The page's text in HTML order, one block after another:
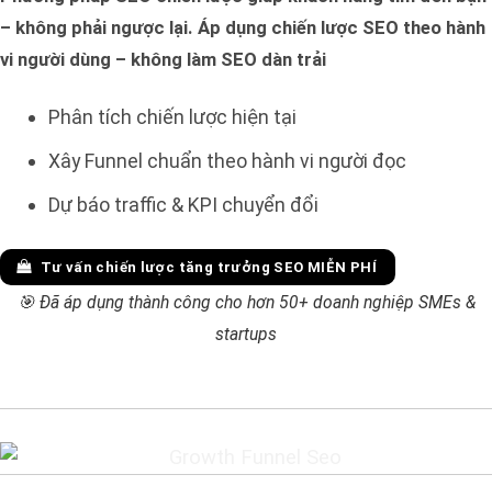
– không phải ngược lại. Áp dụng chiến lược SEO theo hành
vi người dùng – không làm SEO dàn trải
Phân tích chiến lược hiện tại
Xây Funnel chuẩn theo hành vi người đọc
Dự báo traffic & KPI chuyển đổi
Tư vấn chiến lược tăng trưởng SEO MIỄN PHÍ
🎯 Đã áp dụng thành công cho hơn 50+ doanh nghiệp SMEs &
startups